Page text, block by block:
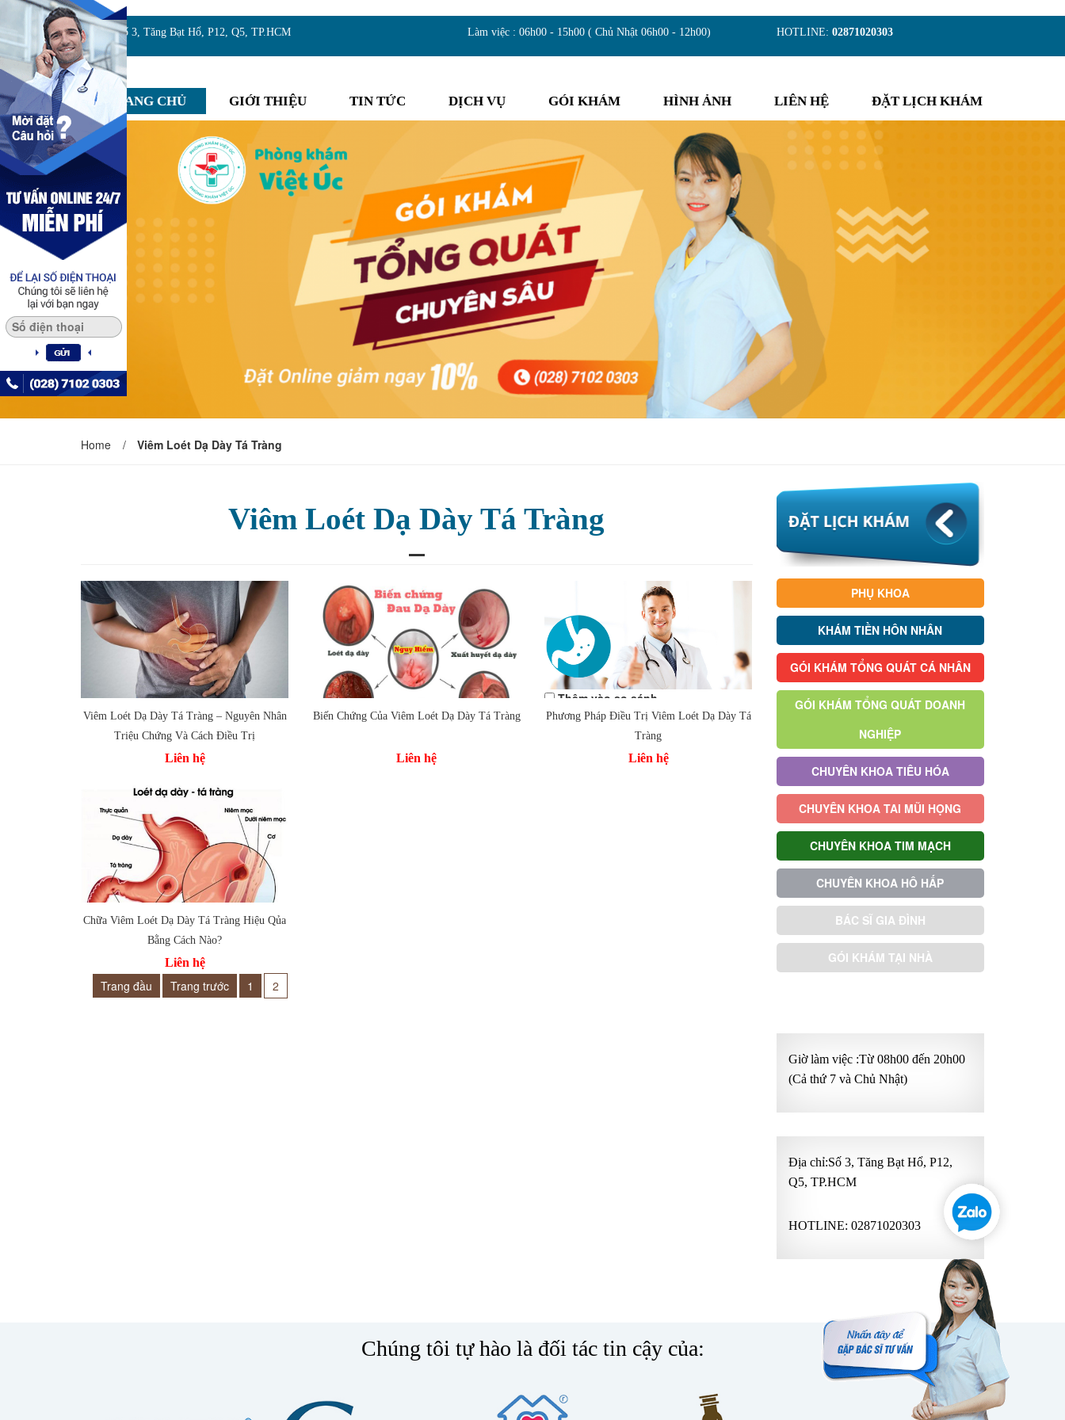
Địa chỉ:Số 3, Tăng Bạt Hổ, P12, Q5, TP.HCM Làm việc : 06h00 - 15h00 ( Chủ Nhật 06h00 - 12h00) HOTLINE: 02871020303
TRANG CHỦ GIỚI THIỆU TIN TỨC DỊCH VỤ GÓI KHÁM HÌNH ẢNH LIÊN HỆ ĐẶT LỊCH KHÁM
Home / Viêm Loét Dạ Dày Tá Tràng
Viêm Loét Dạ Dày Tá Tràng
Thêm vào so sánh
Viêm Loét Dạ Dày Tá Tràng – Nguyên Nhân
Triệu Chứng Và Cách Điều Trị
Liên hệ
Biến Chứng Của Viêm Loét Dạ Dày Tá Tràng
Liên hệ
Thêm vào so sánh
Phương Pháp Điều Trị Viêm Loét Dạ Dày Tá
Tràng
Liên hệ
Thêm vào so sánh
Chữa Viêm Loét Dạ Dày Tá Tràng Hiệu Qủa
Bằng Cách Nào?
Liên hệ
Trang đầu Trang trước 1 2
PHỤ KHOA
KHÁM TIỀN HÔN NHÂN
GÓI KHÁM TỔNG QUÁT CÁ NHÂN
GÓI KHÁM TỔNG QUÁT DOANH
NGHIỆP
CHUYÊN KHOA TIÊU HÓA
CHUYÊN KHOA TAI MŨI HỌNG
CHUYÊN KHOA TIM MẠCH
CHUYÊN KHOA HÔ HẤP
BÁC SĨ GIA ĐÌNH
GÓI KHÁM TẠI NHÀ
Giờ làm việc :Từ 08h00 đến 20h00
(Cả thứ 7 và Chủ Nhật)
Địa chỉ:Số 3, Tăng Bạt Hổ, P12,
Q5, TP.HCM
HOTLINE: 02871020303
Chúng tôi tự hào là đối tác tin cậy của: